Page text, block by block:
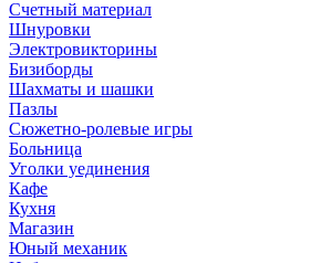
Счетный материал
Шнуровки
Электровикторины
Бизиборды
Шахматы и шашки
Пазлы
Сюжетно-ролевые игры
Больница
Уголки уединения
Кафе
Кухня
Магазин
Юный механик